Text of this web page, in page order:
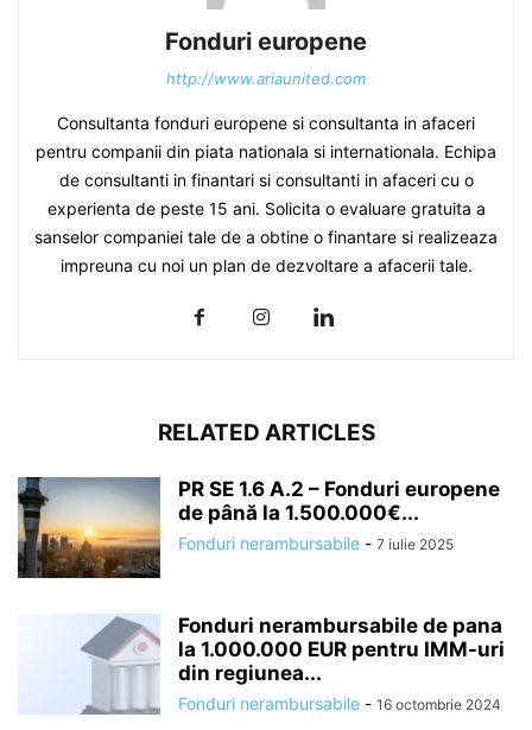
Fonduri europene
http://www.ariaunited.com
Consultanta fonduri europene si consultanta in afaceri
pentru companii din piata nationala si internationala. Echipa
de consultanti in finantari si consultanti in afaceri cu o
experienta de peste 15 ani. Solicita o evaluare gratuita a
sanselor companiei tale de a obtine o finantare si realizeaza
impreuna cu noi un plan de dezvoltare a afacerii tale.
RELATED ARTICLES
PR SE 1.6 A.2 – Fonduri europene
de până la 1.500.000€...
Fonduri nerambursabile - 7 iulie 2025
Fonduri nerambursabile de pana
la 1.000.000 EUR pentru IMM-uri
din regiunea...
Fonduri nerambursabile - 16 octombrie 2024